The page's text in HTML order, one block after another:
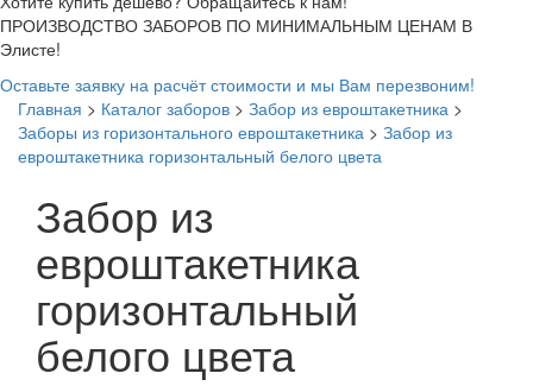
ПРОИЗВОДСТВО ЗАБОРОВ ПО МИНИМАЛЬНЫМ ЦЕНАМ В
Элисте!
Оставьте заявку на расчёт стоимости и мы Вам перезвоним!
Главная > Каталог заборов > Забор из евроштакетника >
Заборы из горизонтального евроштакетника > Забор из
евроштакетника горизонтальный белого цвета
Забор из
евроштакетника
горизонтальный
белого цвета